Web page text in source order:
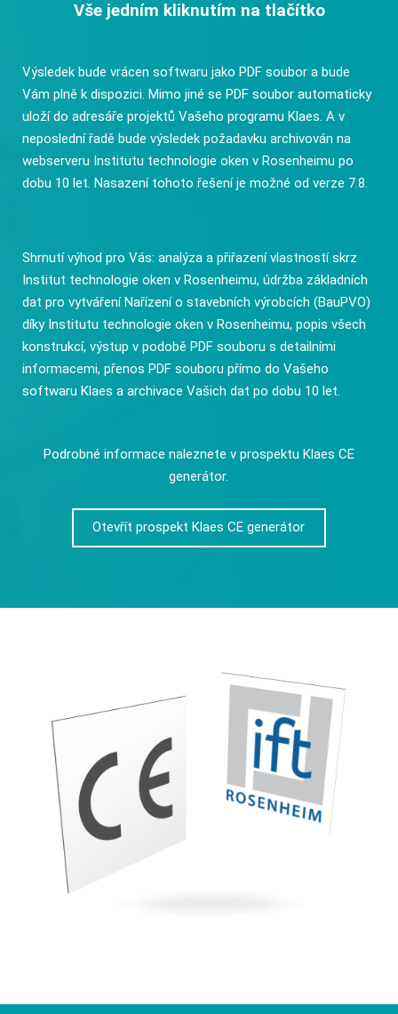
Vše jedním kliknutím na tlačítko
Výsledek bude vrácen softwaru jako PDF soubor a bude
Vám plně k dispozici. Mimo jiné se PDF soubor automaticky
uloží do adresáře projektů Vašeho programu Klaes. A v
neposlední řadě bude výsledek požadavku archivován na
webserveru Institutu technologie oken v Rosenheimu po
dobu 10 let. Nasazení tohoto řešení je možné od verze 7.8.
Shrnutí výhod pro Vás: analýza a přiřazení vlastností skrz
Institut technologie oken v Rosenheimu, údržba základních
dat pro vytváření Nařízení o stavebních výrobcích (BauPVO)
díky Institutu technologie oken v Rosenheimu, popis všech
konstrukcí, výstup v podobě PDF souboru s detailními
informacemi, přenos PDF souboru přímo do Vašeho
softwaru Klaes a archivace Vašich dat po dobu 10 let.
Podrobné informace naleznete v prospektu Klaes CE
generátor.
Otevřít prospekt Klaes CE generátor